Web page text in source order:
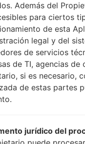
Además del
para ciertos
de esta
legal y del
de servicios
de TI, agencias
si es necesario,
de estas partes
jurídico del